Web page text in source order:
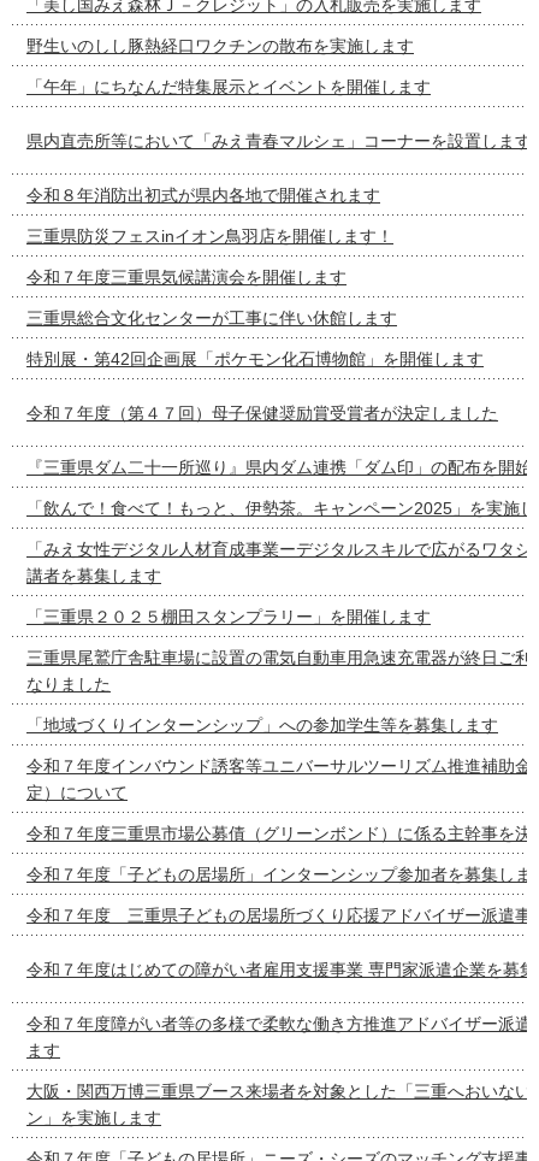
「美し国みえ森林Ｊ－クレジット」の入札販売を実施します
野生いのしし豚熱経口ワクチンの散布を実施します
「午年」にちなんだ特集展示とイベントを開催します
県内直売所等において「みえ青春マルシェ」コーナーを設置します
令和８年消防出初式が県内各地で開催されます
三重県防災フェスinイオン鳥羽店を開催します！
令和７年度三重県気候講演会を開催します
三重県総合文化センターが工事に伴い休館します
特別展・第42回企画展「ポケモン化石博物館」を開催します
令和７年度（第４７回）母子保健奨励賞受賞者が決定しました
『三重県ダム二十一所巡り』県内ダム連携「ダム印」の配布を開始
「飲んで！食べて！もっと、伊勢茶。キャンペーン2025」を実施
「みえ女性デジタル人材育成事業ーデジタルスキルで広がるワタ
講者を募集します
「三重県２０２５棚田スタンプラリー」を開催します
三重県尾鷲庁舎駐車場に設置の電気自動車用急速充電器が終日ご利
なりました
「地域づくりインターンシップ」への参加学生等を募集します
令和７年度インバウンド誘客等ユニバーサルツーリズム推進補助金
定）について
令和７年度三重県市場公募債（グリーンボンド）に係る主幹事を決
令和７年度「子どもの居場所」インターンシップ参加者を募集しま
令和７年度 三重県子どもの居場所づくり応援アドバイザー派遣事
令和７年度はじめての障がい者雇用支援事業 専門家派遣企業を募
令和７年度障がい者等の多様で柔軟な働き方推進アドバイザー派遣
ます
大阪・関西万博三重県ブース来場者を対象とした「三重へおいない
ン」を実施します